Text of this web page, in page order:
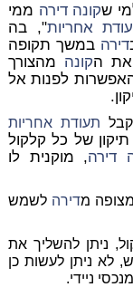
קונה דירה ממי
אחריות", בה
דירה במשך תקופה
את הקונה מהצורך
לפנות אל
תעודתאחריות
של כל קלקול
דירה, מוקנית לו
מדירה לשמש
ניתן להשליך את
לא ניתן לעשות כן
ניידי.